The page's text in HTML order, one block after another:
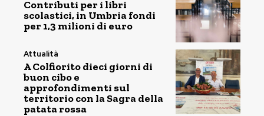
Contributi per i libri
scolastici, in Umbria fondi
per 1,3 milioni di euro
Attualità
A Colfiorito dieci giorni di
buon cibo e
approfondimenti sul
territorio con la Sagra della
patata rossa